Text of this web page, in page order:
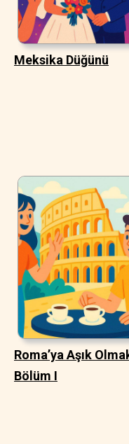
Meksika Düğünü
Roma’ya Aşık
Bölüm I